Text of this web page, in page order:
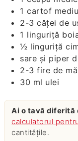
1 cartof mediu
2-3 căței de
1 linguriță
½ linguriță
sare și piper
2-3 fire de
30 ml ulei
Ai o tavă
calculatorul
cantitățile.